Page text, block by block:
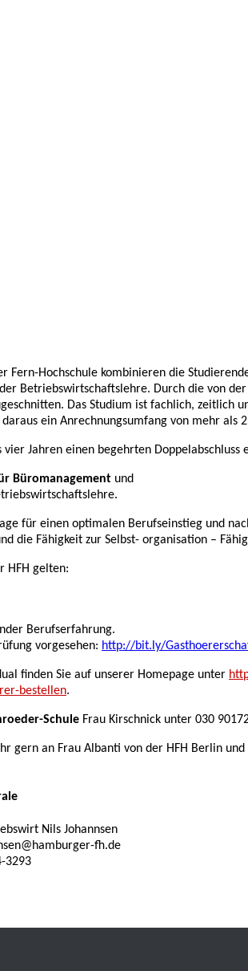
Fern-Hochschule kombinieren die
Betriebswirtschaftslehre. Durch die von der
Das Studium ist fachlich, zeitlich
ein Anrechnungsumfang von mehr
Jahren einen begehrten Doppelabschluss
Büromanagement und
für einen optimalen Berufseinstieg und
die Fähigkeit zur Selbst- organisation –
HFH gelten:
Berufserfahrung.
vorgesehen: http://bit.ly/
finden Sie auf unserer Homepage unter
bestellen.
Schule Frau Kirschnick unter 030
gern an Frau Albanti von der HFH Berlin
Nils Johannsen
fh.de
3293